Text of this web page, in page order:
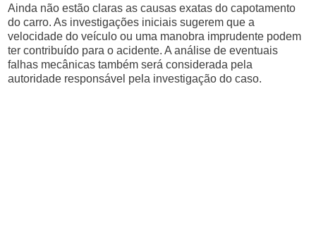
Ainda não estão claras as causas exatas do capotamento
do carro. As investigações iniciais sugerem que a
velocidade do veículo ou uma manobra imprudente podem
ter contribuído para o acidente. A análise de eventuais
falhas mecânicas também será considerada pela
autoridade responsável pela investigação do caso.